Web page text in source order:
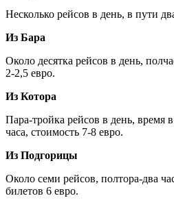
Несколько рейсов в день, в пути
Из Бара
Около десятка рейсов в день,
2-2,5 евро.
Из Котора
Пара-тройка рейсов в день, время
часа, стоимость 7-8 евро.
Из Подгорицы
Около семи рейсов, полтора-два
билетов 6 евро.